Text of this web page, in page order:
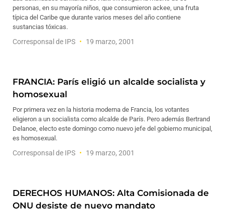
personas, en su mayoría niños, que consumieron ackee, una fruta
típica del Caribe que durante varios meses del año contiene
sustancias tóxicas.
Corresponsal de IPS 19 marzo, 2001
FRANCIA: París eligió un alcalde socialista y
homosexual
Por primera vez en la historia moderna de Francia, los votantes
eligieron a un socialista como alcalde de París. Pero además Bertrand
Delanoe, electo este domingo como nuevo jefe del gobierno municipal,
es homosexual.
Corresponsal de IPS 19 marzo, 2001
DERECHOS HUMANOS: Alta Comisionada de
ONU desiste de nuevo mandato